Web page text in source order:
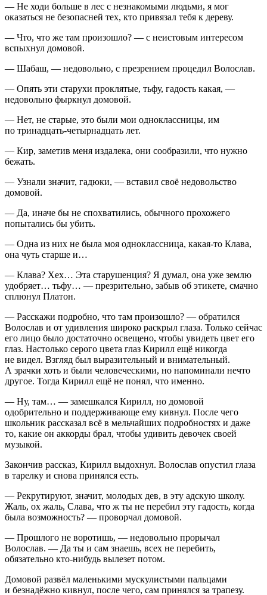
— Не ходи больше в лес с незнакомыми людьми, я мог
оказаться не безопасней тех, кто привязал тебя к дереву.
— Что, что же там произошло? — с неистовым интересом
вспыхнул домовой.
— Шабаш, — недовольно, с презрением процедил Волослав.
— Опять эти старухи проклятые, тьфу, гадость какая, —
недовольно фыркнул домовой.
— Нет, не старые, это были мои одноклассницы, им
по тринадцать-четырнадцать лет.
— Кир, заметив меня издалека, они сообразили, что нужно
бежать.
— Узнали значит, гадюки, — вставил своё недовольство
домовой.
— Да, иначе бы не спохватились, обычного прохожего
попытались бы убить.
— Одна из них не была моя одноклассница, какая-то Клава,
она чуть старше и…
— Клава? Хех… Эта старушенция? Я думал, она уже землю
удобряет… тьфу… — презрительно, забыв об этикете, смачно
сплюнул Платон.
— Расскажи подробно, что там произошло? — обратился
Волослав и от удивления широко раскрыл глаза. Только сейчас
его лицо было достаточно освещено, чтобы увидеть цвет его
глаз. Настолько серого цвета глаз Кирилл ещё никогда
не видел. Взгляд был выразительный и внимательный.
А зрачки хоть и были человеческими, но напоминали нечто
другое. Тогда Кирилл ещё не понял, что именно.
— Ну, там… — замешкался Кирилл, но домовой
одобрительно и поддерживающе ему кивнул. После чего
школьник рассказал всё в мельчайших подробностях и даже
то, какие он аккорды брал, чтобы удивить девочек своей
музыкой.
Закончив рассказ, Кирилл выдохнул. Волослав опустил глаза
в тарелку и снова принялся есть.
— Рекрутируют, значит, молодых дев, в эту адскую школу.
Жаль, ох жаль, Слава, что ж ты не перебил эту гадость, когда
была возможность? — проворчал домовой.
— Прошлого не воротишь, — недовольно прорычал
Волослав. — Да ты и сам знаешь, всех не перебить,
обязательно кто-нибудь вылезет потом.
Домовой развёл маленькими мускулистыми пальцами
и безнадёжно кивнул, после чего, сам принялся за трапезу.